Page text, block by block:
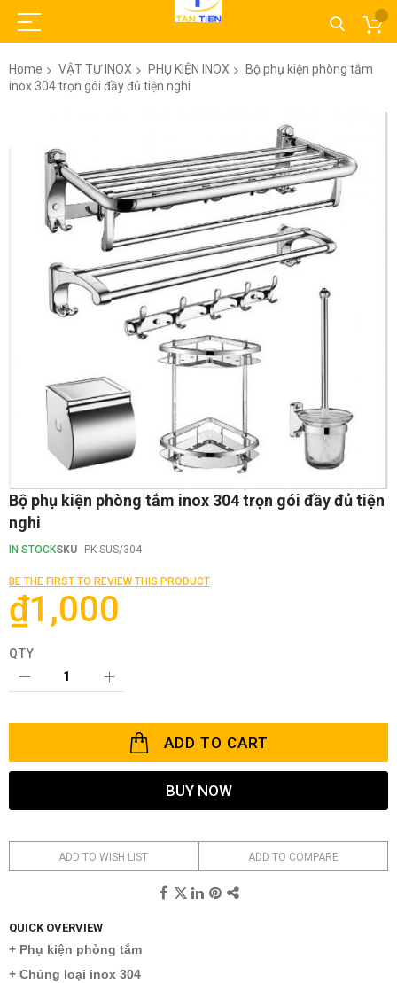
Home VẬT TƯ INOX PHỤ KIỆN INOX
Bộ phụ kiện phòng tắm
inox 304 trọn gói đầy đủ tiện nghi
Skip
the
of
images
gallery
Bộ phụ kiện phòng tắm inox 304 trọn gói đầy đủ tiện
nghi
IN STOCKSKU PK-SUS/304
BE THE FIRST TO REVIEW THIS PRODUCT
₫1,000
QTY
ADD TO CART
BUY NOW
ADD TO WISH LIST ADD TO COMPARE
QUICK OVERVIEW
+ Phụ kiện phòng tắm
+ Chủng loại inox 304